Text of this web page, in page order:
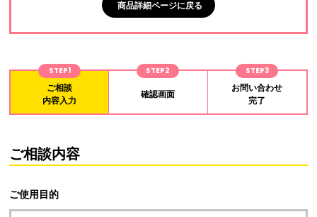
商品詳細ページに戻る
STEP1
ご相談
内容入力
STEP2
確認画面
STEP3
お問い合わせ
完了
ご相談内容
ご使用目的